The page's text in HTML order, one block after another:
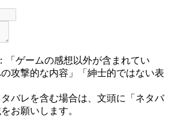
「ゲームの感想以外が含まれてい
攻撃的な内容」「紳士的ではない表
バレを含む場合は、文頭に「ネタバ
お願いします。